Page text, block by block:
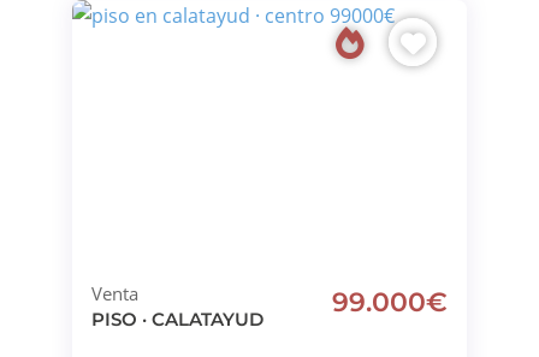
Venta
PISO · CALATAYUD
99.000€